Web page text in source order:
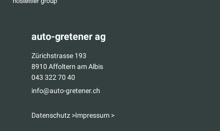
auto-gretener ag
Zürichstrasse 193
8910 Affoltern am Albis
043 322 70 40
info@auto-gretener.ch
Datenschutz >Impressum >